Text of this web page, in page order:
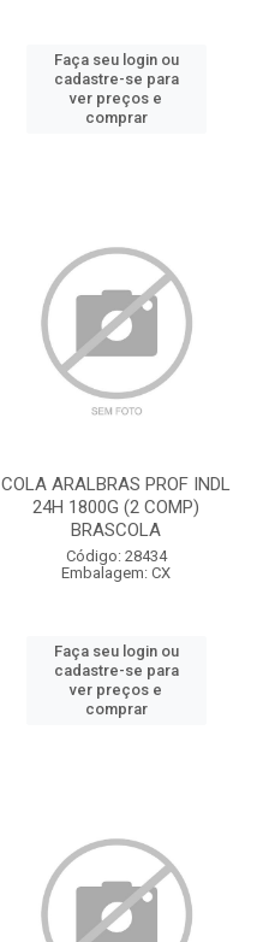
Faça seu login ou
cadastre-se para
ver preços e
comprar
COLA ARALBRAS PROF INDL
24H 1800G (2 COMP)
BRASCOLA
Código: 28434
Embalagem: CX
Faça seu login ou
cadastre-se para
ver preços e
comprar